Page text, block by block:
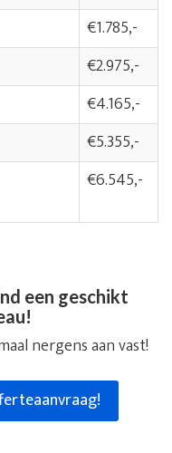
€1.785,-
€2.975,-
€4.165,-
€5.355,-
€6.545,-
een geschikt
nergens aan vast!